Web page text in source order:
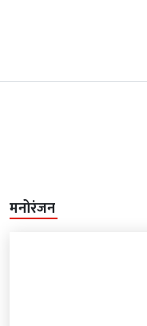
मनोरंजन